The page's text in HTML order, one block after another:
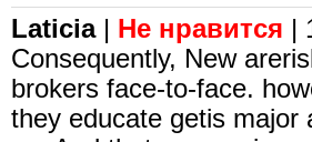
Laticia| Не нравится |
Consequently, New
brokers face-to-face.
they educate getis major